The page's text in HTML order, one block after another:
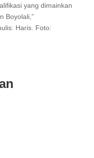
yang dimainkan
Boyolali,”
Haris. Foto: